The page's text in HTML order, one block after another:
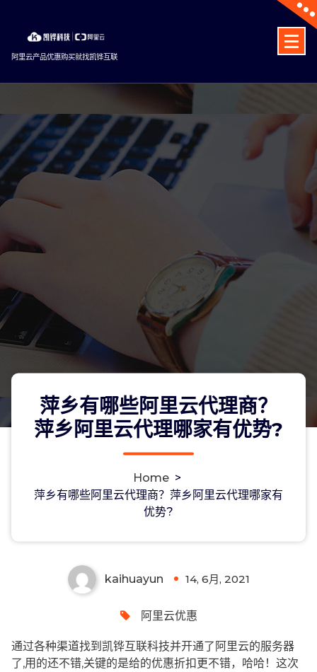
content
阿里云产品优惠购买就找凯铧互联
萍乡有哪些阿里云代理商？
萍乡阿里云代理哪家有优势?
Home >
萍乡有哪些阿里云代理商？萍乡阿里云代理哪家有
优势?
萍乡有哪些阿里云代理商？萍乡阿里云
代理哪家有优势?
kaihuayun 14, 6月, 2021
阿里云优惠
通过各种渠道找到凯铧互联科技并开通了阿里云的服务器
了,用的还不错,关键的是给的优惠折扣更不错，哈哈！这次